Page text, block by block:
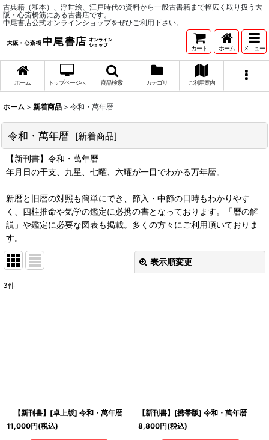
古典籍（和本）、浮世絵、江戸時代の資料から一般古書籍まで幅広く取り扱う大
阪・心斎橋筋にある古書店です。
中尾書店公式オンラインショップをぜひご利用下さい。
カート ホーム メニュー
ホーム トップページへ 商品検索 カテゴリ ご利用案内
ホーム > 新着商品 > 令和・萬年暦
令和・萬年暦 [新着商品]
【新刊書】令和・萬年暦
年月日の干支、九星、七曜、六曜が一目でわかる万年暦。
新暦と旧暦の対照も簡単にでき、節入・中節の日時もわかりやす
く、四柱推命や気学の鑑定に必携の書となっております。「暦の解
説」や鑑定に必要な図表も掲載。多くの方々にご利用頂いておりま
す。
表示順変更
3件
【新刊書】[卓上版] 令和・萬年暦
11,000円(税込)
【新刊書】[携帯版] 令和・萬年暦
8,800円(税込)